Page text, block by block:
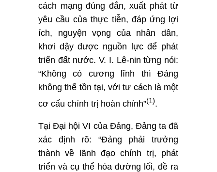
cách mạng đúng đắn, xuất phát từ
yêu cầu của thực tiễn, đáp ứng lợi
ích, nguyện vọng của nhân dân,
khơi dậy được nguồn lực để phát
triển đất nước. V. I. Lê-nin từng nói:
“Không có cương lĩnh thì Đảng
không thể tồn tại, với tư cách là một
cơ cấu chính trị hoàn chỉnh”(1).
Tại Đại hội VI của Đảng, Đảng ta đã
xác định rõ: “Đảng phải trưởng
thành về lãnh đạo chính trị, phát
triển và cụ thể hóa đường lối, đề ra